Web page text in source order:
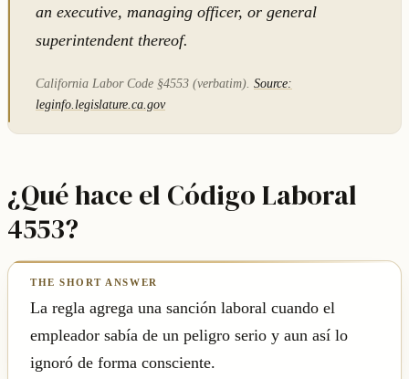
an executive, managing officer, or general
superintendent thereof.
California Labor Code §4553 (verbatim). Source:
leginfo.legislature.ca.gov
¿Qué hace el Código Laboral
4553?
La regla agrega una sanción laboral cuando el
empleador sabía de un peligro serio y aun así lo
ignoró de forma consciente.